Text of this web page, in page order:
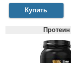
Купить
Протеин